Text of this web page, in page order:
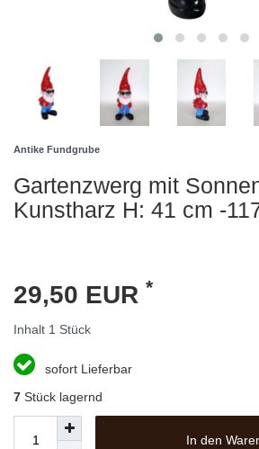
Antike Fundgrube
Gartenzwerg mit
Kunstharz H: 41 cm -
29,50 EUR *
Inhalt 1 Stück
sofort Lieferbar
7 Stück lagernd
In den